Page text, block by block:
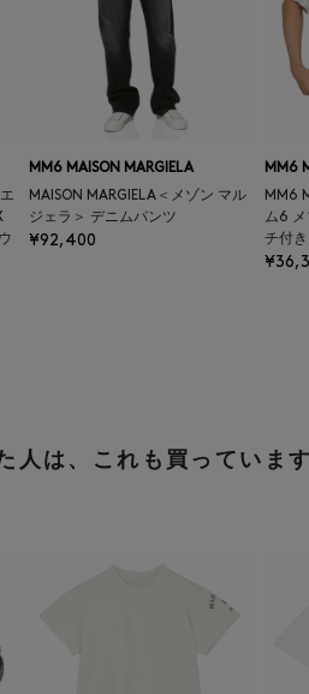
MM6 MAISON MARGIELA
MAISON MARGIELA＜メゾン マル
ジェラ＞ デニムパンツ
¥92,400
MM6
MM6
ム6 メ
チ付
人は、これも買っています